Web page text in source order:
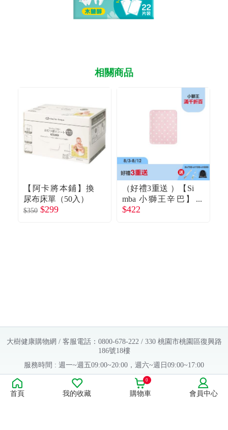
相關商品
【阿卡將本鋪】換
尿布床單（50入）
$350 $299
（好禮3重送 ）【Si
mba 小獅王辛巴】
嬰兒防水保潔尿墊
$422
大樹健康購物網 / 客服電話：0800-678-222 / 330 桃園市桃園區復興路
186號18樓
服務時間 : 週一~週五09:00~20:00，週六~週日09:00~17:00
Copyright © 2016 大樹連鎖藥局. All Rights Reserved.
販售業者資料：
首頁 我的收藏 購物車
0
會員中心